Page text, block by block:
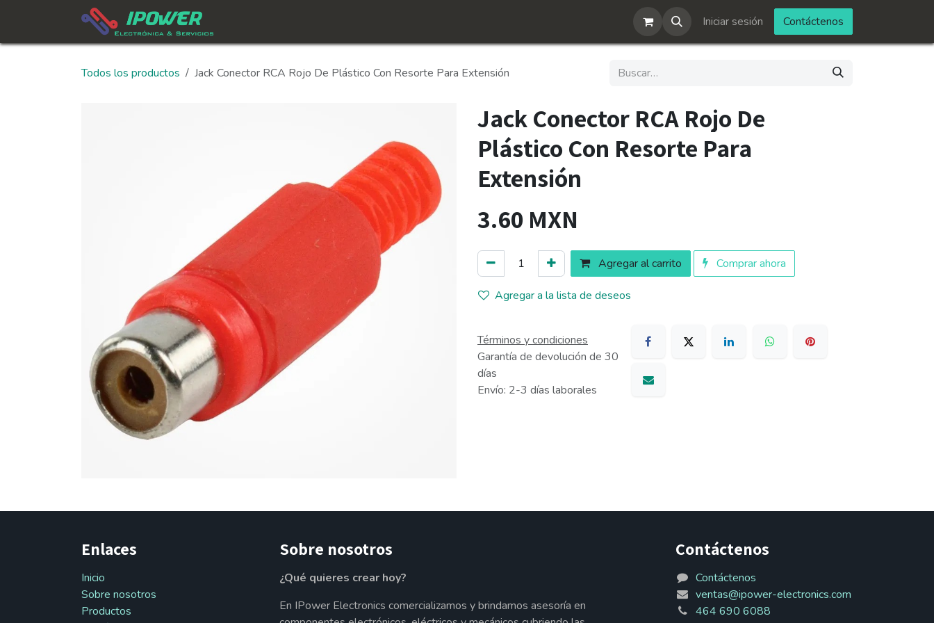
Iniciar sesión Contáctenos
Todos los productos Jack Conector RCA Rojo De Plástico Con Resorte Para Extensión
Jack Conector RCA Rojo De
Plástico Con Resorte Para
Extensión
3.60 MXN
Agregar al carrito Comprar ahora
Agregar a la lista de deseos
Términos y condiciones
Garantía de devolución de 30
días
Envío: 2-3 días laborales
Enlaces
Inicio
Sobre nosotros
Productos
Sobre nosotros
¿Qué quieres crear hoy?
En IPower Electronics comercializamos y brindamos asesoría en
Contáctenos
Contáctenos
ventas@ipower-electronics.com
464 690 6088